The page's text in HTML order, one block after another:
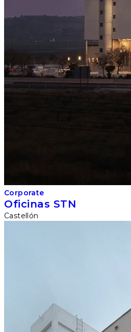
Corporate
Oficinas STN
Castellón